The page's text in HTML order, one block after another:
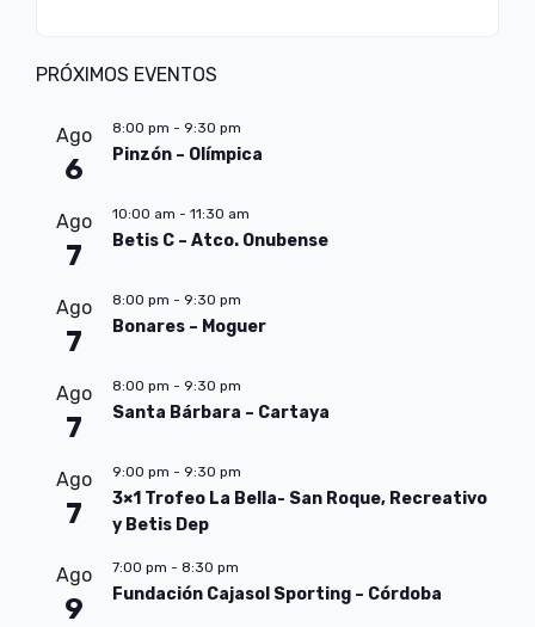
PRÓXIMOS EVENTOS
Ago
6
8:00 pm - 9:30 pm
Pinzón – Olímpica
Ago
7
10:00 am - 11:30 am
Betis C – Atco. Onubense
Ago
7
8:00 pm - 9:30 pm
Bonares – Moguer
Ago
7
8:00 pm - 9:30 pm
Santa Bárbara – Cartaya
Ago
7
9:00 pm - 9:30 pm
3×1 Trofeo La Bella- San Roque, Recreativo
y Betis Dep
Ago
9
7:00 pm - 8:30 pm
Fundación Cajasol Sporting – Córdoba